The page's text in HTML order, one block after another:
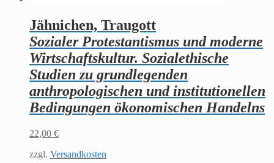
Jähnichen, Traugott
Sozialer Protestantismus und moderne
Wirtschaftskultur. Sozialethische
Studien zu grundlegenden
anthropologischen und institutionellen
Bedingungen ökonomischen Handelns
22,00 €
zzgl. Versandkosten